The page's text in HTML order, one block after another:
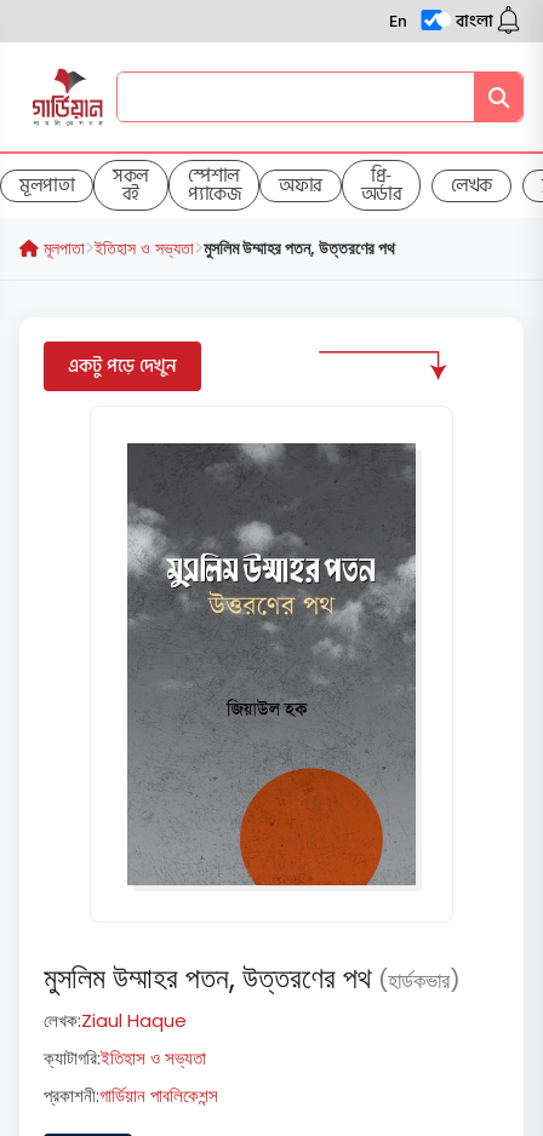
En বাংলা
মূলপাতা সকল
বই
স্পেশাল
প্যাকেজ অফার প্রি-
অর্ডার লেখক
মূলপাতা ইতিহাস ও সভ্যতা মুসলিম উম্মাহর পতন, উত্তরণের পথ
একটু পড়ে দেখুন
মুসলিম উম্মাহর পতন, উত্তরণের পথ (হার্ডকভার)
লেখক:Ziaul Haque
ক্যাটাগরি:ইতিহাস ও সভ্যতা
প্রকাশনী:গার্ডিয়ান পাবলিকেশন্স